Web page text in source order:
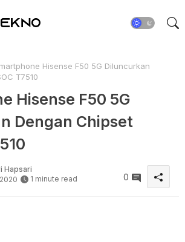
Hisense F50 5G Diluncurkan
T7510
Hisense F50 5G
Dengan Chipset
Hapsari
1 minute read 0